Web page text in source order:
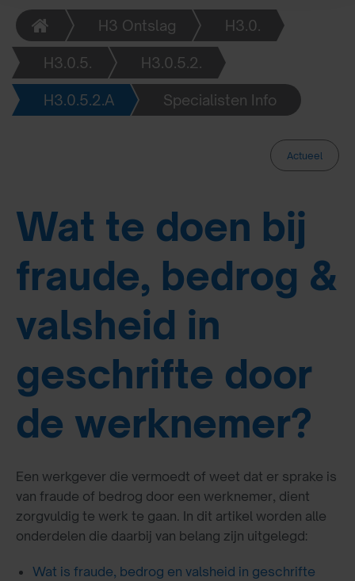
H3 Ontslag H3.0.
H3.0.5. H3.0.5.2.
H3.0.5.2.A Specialisten Info
Actueel
Wat te doen bij
fraude, bedrog &
valsheid in
geschrifte door
de werknemer?
Een werkgever die vermoedt of weet dat er sprake is
van fraude of bedrog door een werknemer, dient
zorgvuldig te werk te gaan. In dit artikel worden alle
onderdelen die daarbij van belang zijn uitgelegd:
Wat is fraude, bedrog en valsheid in geschrifte